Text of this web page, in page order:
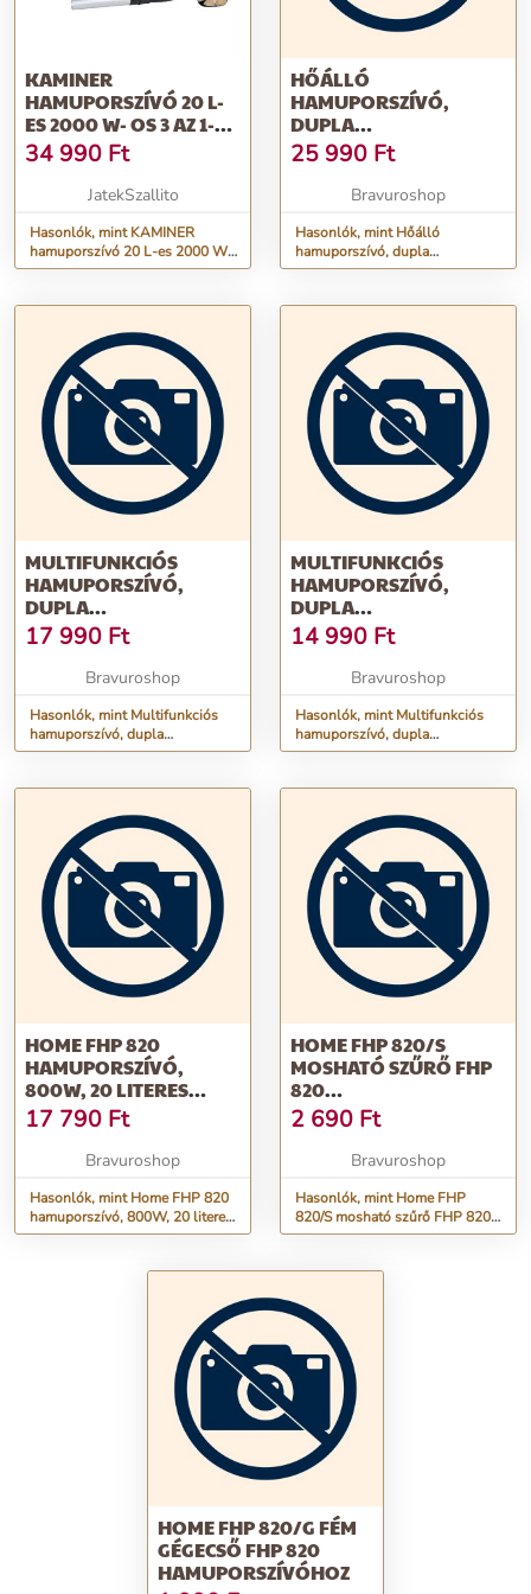
KAMINER
HAMUPORSZÍVÓ 20 L-
ES 2000 W- OS 3 AZ 1-
BEN, HEPA SZŰRŐVEL,
ROZSDAMENTES
ACÉLBÓL (BB-10927)
34 990 Ft
JatekSzallito
Hasonlók, mint KAMINER
hamuporszívó 20 L-es 2000 W-
os 3 az 1-ben, HEPA szűrővel,
10927)
HŐÁLLÓ
HAMUPORSZÍVÓ,
DUPLA
SZŰRŐRENDSZERREL,
20 LITERES
TARTÁLLYAL, 1600W
AJÁNDÉK
KIEGÉSZÍTŐKKEL
25 990 Ft
Bravuroshop
Hasonlók, mint Hőálló
hamuporszívó, dupla
szűrőrendszerrel, 20 literes
teljesítménnyel + ajándék
MULTIFUNKCIÓS
HAMUPORSZÍVÓ,
DUPLA
SZŰRŐRENDSZERREL,
15 LITERES TARTÁLLYAL,
1200W
AJÁNDÉK
KIEGÉSZÍTŐKKEL
17 990 Ft
Bravuroshop
Hasonlók, mint Multifunkciós
hamuporszívó, dupla
szűrőrendszerrel, 15 literes
teljesítménnyel + ajándék
MULTIFUNKCIÓS
HAMUPORSZÍVÓ,
DUPLA
SZŰRŐRENDSZERREL,
10 LITERES
TARTÁLLYAL, 800W
AJÁNDÉK KESZTYŰVEL
14 990 Ft
Bravuroshop
Hasonlók, mint Multifunkciós
hamuporszívó, dupla
szűrőrendszerrel, 10 literes
+ ajándék kesztyűvel
HOME FHP 820
HAMUPORSZÍVÓ,
800W, 20 LITERES
FÉMTARTÁLY, FÚJÓ
FUNKCIÓ
17 790 Ft
Bravuroshop
Hasonlók, mint Home FHP 820
hamuporszívó, 800W, 20 literes
fémtartály, fújó funkció
HOME FHP 820/S
MOSHATÓ SZŰRŐ FHP
820
HAMUPORSZÍVÓHOZ
2 690 Ft
Bravuroshop
Hasonlók, mint Home FHP
820/S mosható szűrő FHP 820
hamuporszívóhoz
HOME FHP 820/G FÉM
GÉGECSŐ FHP 820
HAMUPORSZÍVÓHOZ